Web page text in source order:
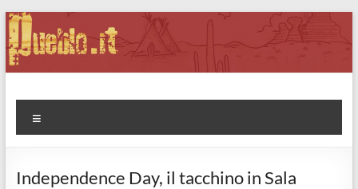
Salta
al
contenuto
Pueblo.it
Fabio Forte, ovvero: il richiamo della Foresta
Independence Day, il tacchino in Sala